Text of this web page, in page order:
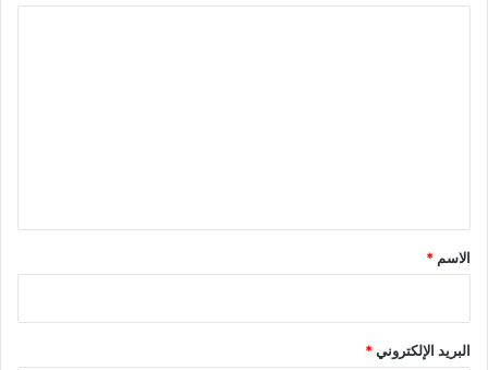
*
الاسم *
البريد الإلكتروني*